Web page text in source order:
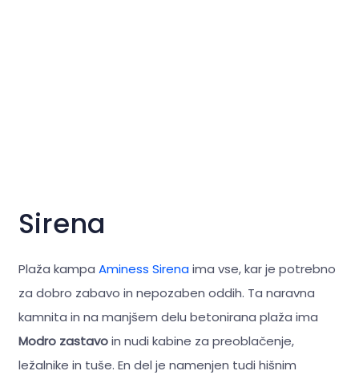
Sirena
Plaža kampa Aminess Sirenaima vse, kar je potrebno
za dobro zabavo in nepozaben oddih. Ta naravna
kamnita in na manjšem delu betonirana plaža ima
Modro zastavoin nudi kabine za preoblačenje,
ležalnike in tuše. En del je namenjen tudi hišnim